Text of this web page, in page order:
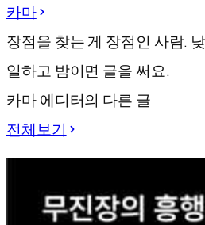
카마
장점을 찾는 게 장점인 사람.
일하고 밤이면 글을 써요.
카마 에디터의 다른 글
전체보기